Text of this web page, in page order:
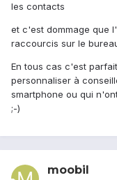
les contacts
et c'est dommage que
raccourcis sur le
En tous cas c'est
personnaliser à
smartphone ou qui
;-)
moobil